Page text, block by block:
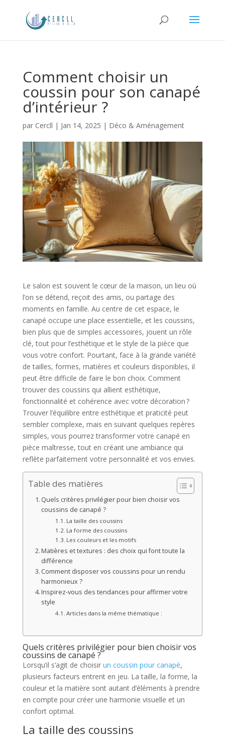
Comment choisir un
coussin pour son canapé
d’intérieur ?
par Cercll | Jan 14, 2025 | Déco & Aménagement
Le salon est souvent le cœur de la maison, un lieu où
l’on se détend, reçoit des amis, ou partage des
moments en famille. Au centre de cet espace, le
canapé occupe une place essentielle, et les coussins,
bien plus que de simples accessoires, jouent un rôle
clé, tout pour l’esthétique et le style de la pièce que
vous votre confort. Pourtant, face à la grande variété
de tailles, formes, matières et couleurs disponibles, il
peut être difficile de faire le bon choix. Comment
trouver des coussins qui allient esthétique,
fonctionnalité et cohérence avec votre décoration ?
Trouver l’équilibre entre esthétique et praticité peut
sembler complexe, mais en suivant quelques repères
simples, vous pourrez transformer votre canapé en
pièce maîtresse, tout en créant une ambiance qui
reflète parfaitement votre personnalité et vos envies.
Table des matières
Quels critères privilégier pour bien choisir vos
coussins de canapé ?
La taille des coussins
La forme des coussins
Les couleurs et les motifs
Matières et textures : des choix qui font toute la
différence
Comment disposer vos coussins pour un rendu
harmonieux ?
Inspirez-vous des tendances pour affirmer votre
style
Articles dans la même thématique :
Quels critères privilégier pour bien choisir vos
coussins de canapé ?
Lorsqu’il s’agit de choisir un coussin pour canapé,
plusieurs facteurs entrent en jeu. La taille, la forme, la
couleur et la matière sont autant d’éléments à prendre
en compte pour créer une harmonie visuelle et un
confort optimal.
La taille des coussins